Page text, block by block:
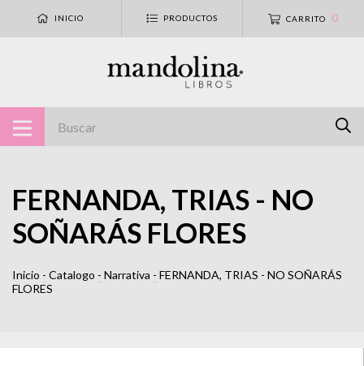
INICIO PRODUCTOS CARRITO 0
FERNANDA, TRIAS - NO
SOÑARÁS FLORES
Inicio - Catalogo - Narrativa - FERNANDA, TRIAS - NO SOÑARÁS
FLORES